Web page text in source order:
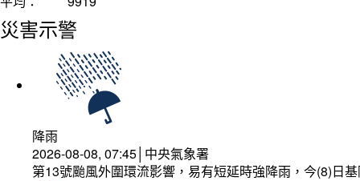
災害示警
降雨
2026-08-08, 07:45│中央氣象署
第13號颱風外圍環流影響，易有短延時強降雨，今(8)日